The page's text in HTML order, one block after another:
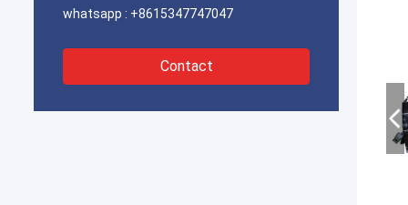
whatsapp : +8615347747047
Contact